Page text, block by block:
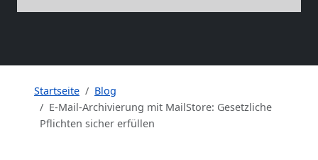
Startseite
Blog
E-Mail-Archivierung mit MailStore: Gesetzliche
Pflichten sicher erfüllen